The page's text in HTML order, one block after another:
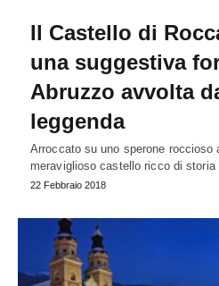
Il Castello di
una suggestiva
Abruzzo avvolta
leggenda
Arroccato su uno sperone
meraviglioso castello ricco di storia
22 Febbraio 2018